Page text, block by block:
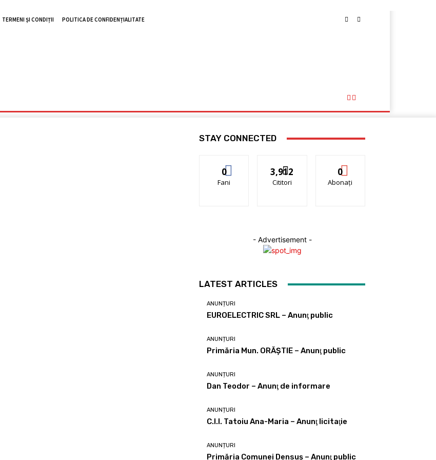
TERMENI ȘI CONDIȚII POLITICA DE CONFIDENȚIALITATE
STAY CONNECTED
0
Fani
3,912
Cititori
0
Abonați
- Advertisement -
LATEST ARTICLES
ANUNȚURI
EUROELECTRIC SRL – Anunţ public
ANUNȚURI
Primăria Mun. ORĂȘTIE – Anunţ public
ANUNȚURI
Dan Teodor – Anunţ de informare
ANUNȚURI
C.I.I. Tatoiu Ana-Maria – Anunţ licitaţie
ANUNȚURI
Primăria Comunei Densuş – Anunţ public